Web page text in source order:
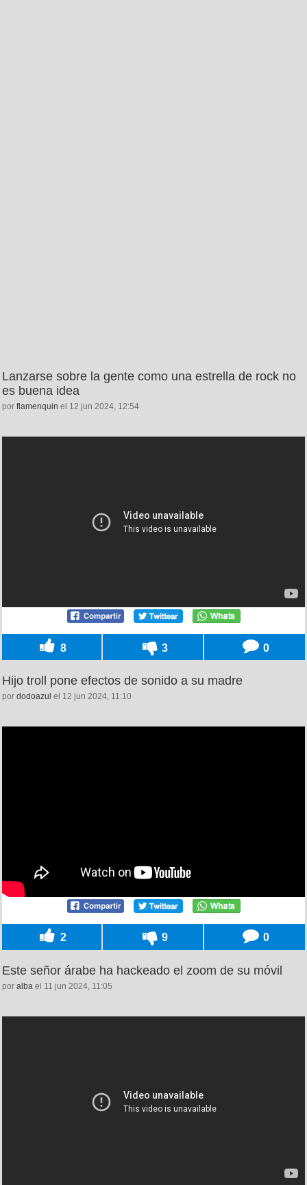
Lanzarse sobre la gente como una estrella de rock no
es buena idea
por flamenquin el 12 jun 2024, 12:54
8 3 0
Hijo troll pone efectos de sonido a su madre
por dodoazul el 12 jun 2024, 11:10
2 9 0
Este señor árabe ha hackeado el zoom de su móvil
por alba el 11 jun 2024, 11:05